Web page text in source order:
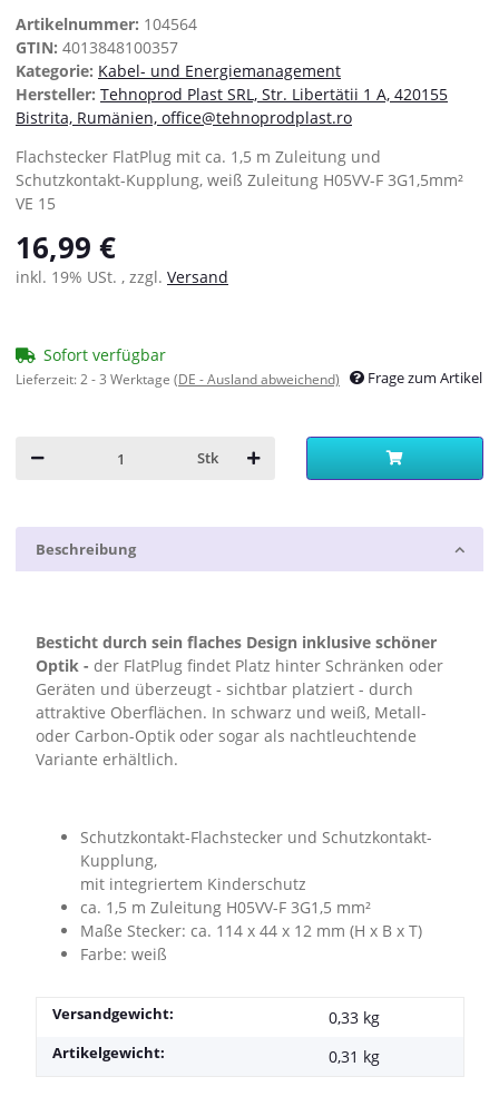
Artikelnummer: 104564
GTIN: 4013848100357
Kategorie: Kabel- und Energiemanagement
Hersteller: Tehnoprod Plast SRL, Str. Libertätii 1 A, 420155
Bistrita, Rumänien, office@tehnoprodplast.ro
Flachstecker FlatPlug mit ca. 1,5 m Zuleitung und
Schutzkontakt-Kupplung, weiß Zuleitung H05VV-F 3G1,5mm²
VE 15
16,99 €
inkl. 19% USt. , zzgl. Versand
Sofort verfügbar
Lieferzeit:2 - 3 Werktage (DE - Ausland abweichend) Frage zum Artikel
Stk
Beschreibung
Besticht durch sein flaches Design inklusive schöner
Optik - der FlatPlug findet Platz hinter Schränken oder
Geräten und überzeugt - sichtbar platziert - durch
attraktive Oberflächen. In schwarz und weiß, Metall-
oder Carbon-Optik oder sogar als nachtleuchtende
Variante erhältlich.
Schutzkontakt-Flachstecker und Schutzkontakt-
Kupplung,
mit integriertem Kinderschutz
ca. 1,5 m Zuleitung H05VV-F 3G1,5 mm²
Maße Stecker: ca. 114 x 44 x 12 mm (H x B x T)
Farbe: weiß
Versandgewicht: 0,33 kg
Artikelgewicht: 0,31 kg